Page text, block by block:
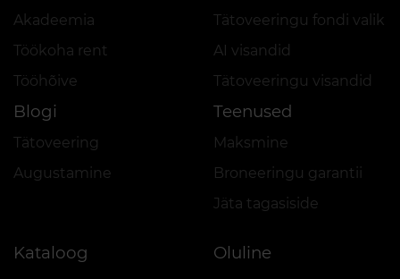
Akadeemia
Töökoha rent
Tööhõive
Tätoveeringu fondi valik
AI visandid
Tätoveeringu visandid
Blogi
Tätoveering
Augustamine
Teenused
Maksmine
Broneeringu garantii
Jäta tagasiside
Kataloog Oluline